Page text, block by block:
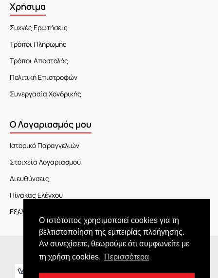
Ο ιστότοπος χρησιμοποιεί cookies για τη
βελτιστοποίηση της εμπειρίας πλοήγησης.
Αν συνεχίσετε, θεωρούμε ότι συμφωνείτε με
τη χρήση cookies. Περισσότερα
Χρήσιμα
Συχνές Ερωτήσεις
Τρόποι Πληρωμής
Τρόποι Αποστολής
Πολιτική Επιστροφών
Συνεργασία Χονδρικής
Ο Λογαριασμός μου
Ιστορικό Παραγγελιών
Στοιχεία Λογαριασμού
Διευθύνσεις
Πίνακας Ελέγχου
Εξέλιξη Παραγγελίας